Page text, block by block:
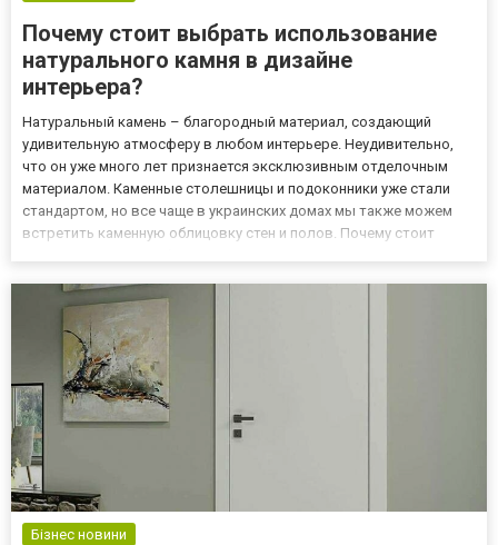
Почему стоит выбрать использование
натурального камня в дизайне
интерьера?
Натуральный камень – благородный материал, создающий
удивительную атмосферу в любом интерьере. Неудивительно,
что он уже много лет признается эксклюзивным отделочным
материалом. Каменные столешницы и подоконники уже стали
стандартом, но все чаще в украинских домах мы также можем
встретить каменную облицовку стен и полов. Почему стоит
Бізнес новини